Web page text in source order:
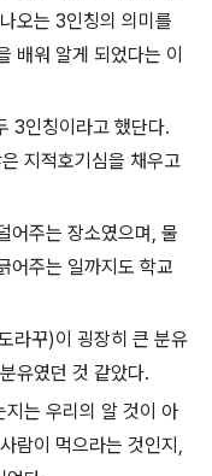
오는 3인칭의 의미를
배워 알게 되었다는 이
3인칭이라고 했단다.
지적호기심을 채우고
어주는 장소였으며, 물
어주는 일까지도 학교
라꾸)이 굉장히 큰 분유
유였던 것 같았다.
는 우리의 알 것이 아
람이 먹으라는 것인지,